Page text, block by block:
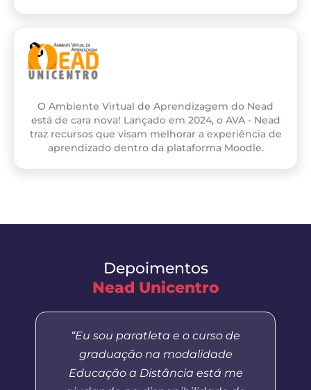
O Ambiente Virtual de Aprendizagem do Nead
está de cara nova! Lançado em 2024, o AVA - Nead
traz recursos que visam melhorar a experiência de
aprendizado dentro da plataforma Moodle.
Depoimentos
Nead Unicentro
“Eu sou paratleta e o curso de
graduação na modalidade
Educação a Distância está me